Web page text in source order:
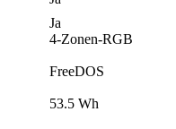
Ja
4-Zonen-RGB
FreeDOS
53.5 Wh